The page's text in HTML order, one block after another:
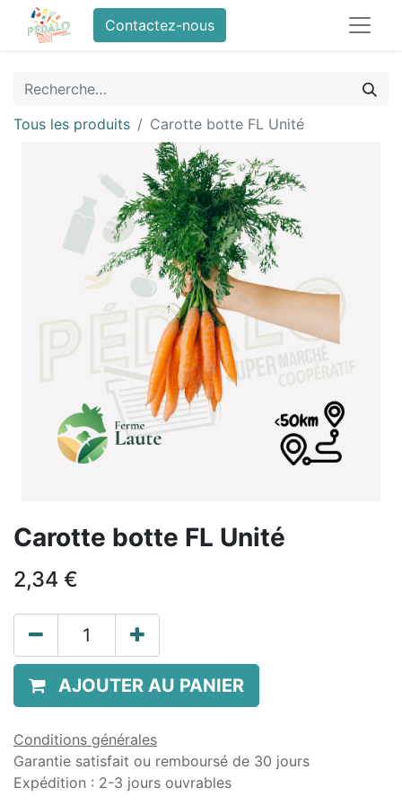
Contactez-nous
Tous les produits Carotte botte FL Unité
Carotte botte FL Unité
2,34 €
AJOUTER AU PANIER
Conditions générales
Garantie satisfait ou remboursé de 30 jours
Expédition : 2-3 jours ouvrables